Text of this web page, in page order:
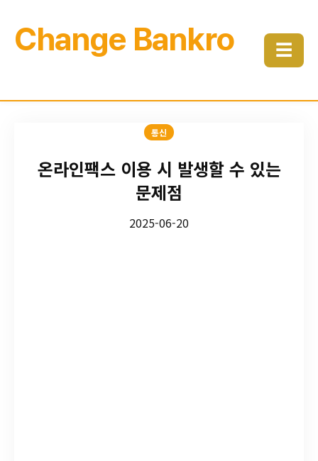
Change Bankro ☰
통신
온라인팩스 이용 시 발생할 수 있는
문제점
2025-06-20